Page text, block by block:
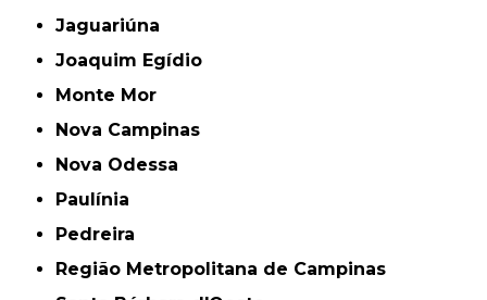
Jaguariúna
Joaquim Egídio
Monte Mor
Nova Campinas
Nova Odessa
Paulínia
Pedreira
Região Metropolitana de Campinas